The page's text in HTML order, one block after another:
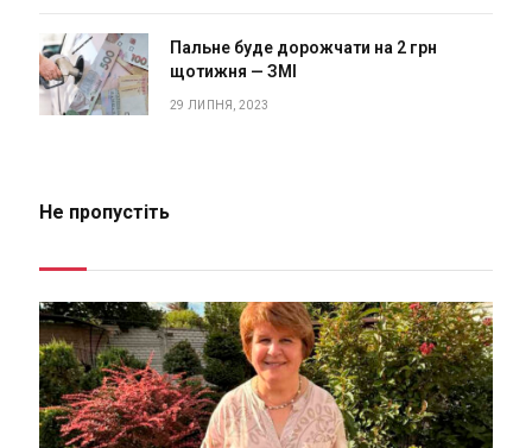
Пальне буде дорожчати на 2 грн
щотижня — ЗМІ
29 ЛИПНЯ, 2023
Не пропустіть